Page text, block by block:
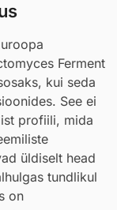
Ferment
kui seda
See ei
profiili, mida
üldiselt head
tundlikul
on